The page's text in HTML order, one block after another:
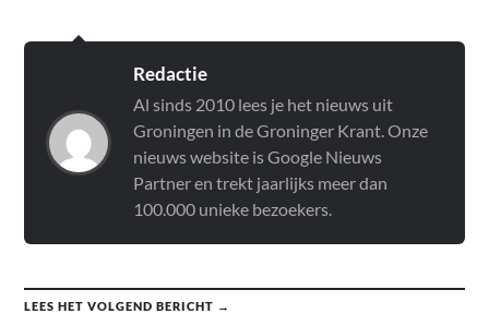
Redactie
Al sinds 2010 lees je het nieuws uit
Groningen in de Groninger Krant. Onze
nieuws website is Google Nieuws
Partner en trekt jaarlijks meer dan
100.000 unieke bezoekers.
LEES HET VOLGEND BERICHT →